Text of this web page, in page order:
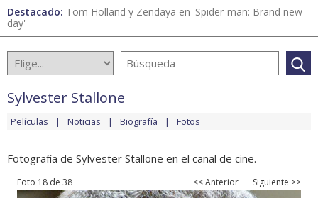
Destacado: Tom Holland y Zendaya en 'Spider-man: Brand new
day'
Sylvester Stallone
Películas Noticias Biografía Fotos
Fotografía de Sylvester Stallone en el canal de cine.
Foto 18 de 38 << Anterior Siguiente >>